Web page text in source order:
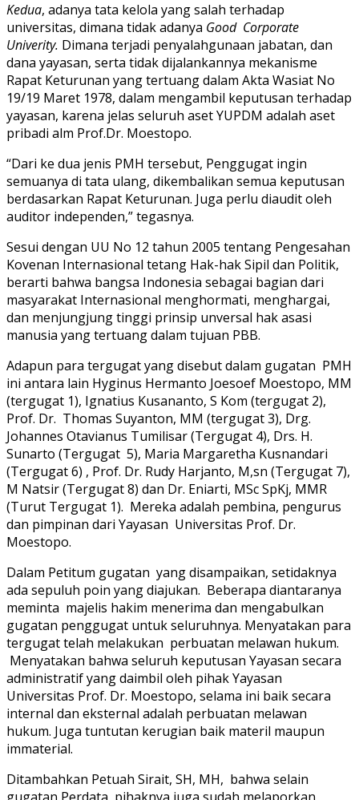
Kedua, adanya tata kelola yang salah terhadap
universitas, dimana tidak adanya Good Corporate
Univerity. Dimana terjadi penyalahgunaan jabatan, dan
dana yayasan, serta tidak dijalankannya mekanisme
Rapat Keturunan yang tertuang dalam Akta Wasiat No
19/19 Maret 1978, dalam mengambil keputusan terhadap
yayasan, karena jelas seluruh aset YUPDM adalah aset
pribadi alm Prof.Dr. Moestopo.
“Dari ke dua jenis PMH tersebut, Penggugat ingin
semuanya di tata ulang, dikembalikan semua keputusan
berdasarkan Rapat Keturunan. Juga perlu diaudit oleh
auditor independen,” tegasnya.
Sesui dengan UU No 12 tahun 2005 tentang Pengesahan
Kovenan Internasional tetang Hak-hak Sipil dan Politik,
berarti bahwa bangsa Indonesia sebagai bagian dari
masyarakat Internasional menghormati, menghargai,
dan menjungjung tinggi prinsip unversal hak asasi
manusia yang tertuang dalam tujuan PBB.
Adapun para tergugat yang disebut dalam gugatan PMH
ini antara lain Hyginus Hermanto Joesoef Moestopo, MM
(tergugat 1), Ignatius Kusananto, S Kom (tergugat 2),
Prof. Dr. Thomas Suyanton, MM (tergugat 3), Drg.
Johannes Otavianus Tumilisar (Tergugat 4), Drs. H.
Sunarto (Tergugat 5), Maria Margaretha Kusnandari
(Tergugat 6) , Prof. Dr. Rudy Harjanto, M,sn (Tergugat 7),
M Natsir (Tergugat 8) dan Dr. Eniarti, MSc SpKj, MMR
(Turut Tergugat 1). Mereka adalah pembina, pengurus
dan pimpinan dari Yayasan Universitas Prof. Dr.
Moestopo.
Dalam Petitum gugatan yang disampaikan, setidaknya
ada sepuluh poin yang diajukan. Beberapa diantaranya
meminta majelis hakim menerima dan mengabulkan
gugatan penggugat untuk seluruhnya. Menyatakan para
tergugat telah melakukan perbuatan melawan hukum.
Menyatakan bahwa seluruh keputusan Yayasan secara
administratif yang daimbil oleh pihak Yayasan
Universitas Prof. Dr. Moestopo, selama ini baik secara
internal dan eksternal adalah perbuatan melawan
hukum. Juga tuntutan kerugian baik materil maupun
immaterial.
Ditambahkan Petuah Sirait, SH, MH, bahwa selain